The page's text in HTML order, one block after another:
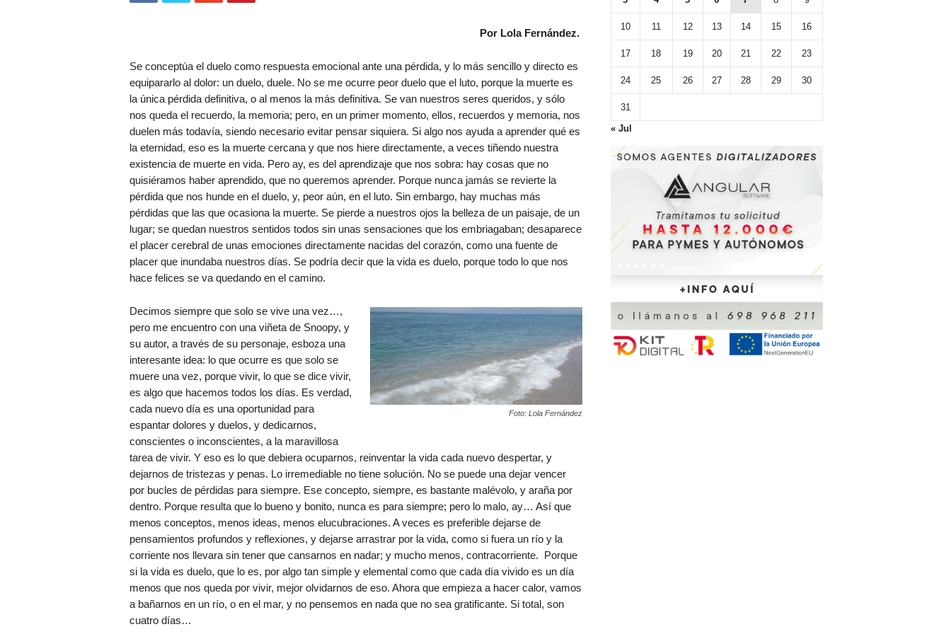
Por Lola Fernández.
Se conceptúa el duelo como respuesta emocional ante una pérdida, y lo más sencillo y directo es
equipararlo al dolor: un duelo, duele. No se me ocurre peor duelo que el luto, porque la muerte es
la única pérdida definitiva, o al menos la más definitiva. Se van nuestros seres queridos, y sólo
nos queda el recuerdo, la memoria; pero, en un primer momento, ellos, recuerdos y memoria, nos
duelen más todavía, siendo necesario evitar pensar siquiera. Si algo nos ayuda a aprender qué es
la eternidad, eso es la muerte cercana y que nos hiere directamente, a veces tiñendo nuestra
existencia de muerte en vida. Pero ay, es del aprendizaje que nos sobra: hay cosas que no
quisiéramos haber aprendido, que no queremos aprender. Porque nunca jamás se revierte la
pérdida que nos hunde en el duelo, y, peor aún, en el luto. Sin embargo, hay muchas más
pérdidas que las que ocasiona la muerte. Se pierde a nuestros ojos la belleza de un paisaje, de un
lugar; se quedan nuestros sentidos todos sin unas sensaciones que los embriagaban; desaparece
el placer cerebral de unas emociones directamente nacidas del corazón, como una fuente de
placer que inundaba nuestros días. Se podría decir que la vida es duelo, porque todo lo que nos
hace felices se va quedando en el camino.
Foto: Lola Fernández
Decimos siempre que solo se vive una vez…,
pero me encuentro con una viñeta de Snoopy, y
su autor, a través de su personaje, esboza una
interesante idea: lo que ocurre es que solo se
muere una vez, porque vivir, lo que se dice vivir,
es algo que hacemos todos los días. Es verdad,
cada nuevo día es una oportunidad para
espantar dolores y duelos, y dedicarnos,
conscientes o inconscientes, a la maravillosa
tarea de vivir. Y eso es lo que debiera ocuparnos, reinventar la vida cada nuevo despertar, y
dejarnos de tristezas y penas. Lo irremediable no tiene solución. No se puede una dejar vencer
por bucles de pérdidas para siempre. Ese concepto, siempre, es bastante malévolo, y araña por
dentro. Porque resulta que lo bueno y bonito, nunca es para siempre; pero lo malo, ay… Así que
menos conceptos, menos ideas, menos elucubraciones. A veces es preferible dejarse de
pensamientos profundos y reflexiones, y dejarse arrastrar por la vida, como si fuera un río y la
corriente nos llevara sin tener que cansarnos en nadar; y mucho menos, contracorriente. Porque
si la vida es duelo, que lo es, por algo tan simple y elemental como que cada día vivido es un día
menos que nos queda por vivir, mejor olvidarnos de eso. Ahora que empieza a hacer calor, vamos
a bañarnos en un río, o en el mar, y no pensemos en nada que no sea gratificante. Si total, son
cuatro días…
10 11 12 13 14 15 16
17 18 19 20 21 22 23
24 25 26 27 28 29 30
31
« Jul